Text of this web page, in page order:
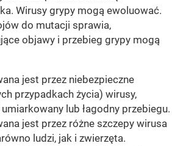
Wirusy grypy mogą ewoluować.
do mutacji sprawia,
objawy i przebieg grypy mogą
jest przez niebezpieczne
przypadkach życia) wirusy,
lub łagodny przebiegu.
jest przez różne szczepy wirusa
ludzi, jak i zwierzęta.